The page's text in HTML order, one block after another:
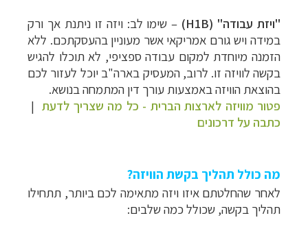
"ויזת עבודה" (H1B)
– שימו לב: ויזה זו ניתנת אך ורק
במידה ויש גורם אמריקאי אשר מעוניין בהעסקתכם. ללא
הזמנה מיוחדת למקום עבודה ספציפי, לא תוכלו להגיש
בקשה לוויזה זו. לרוב, המעסיק בארה"ב יוכל לעזור לכם
בהוצאת הוויזה באמצעות עורך דין המתמחה בנושא.
פטור מוויזה לארצות הברית - כל מה שצריך לדעת|
כתבה על דרכונים
מה כולל תהליך בקשת הוויזה?
לאחר שהחלטתם איזו ויזה מתאימה לכם ביותר, תתחילו
תהליך בקשה, שכולל כמה שלבים: